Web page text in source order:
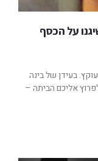
זהב” שיגנו על הכסף
בעידן של בינה
אליכם הביתה –